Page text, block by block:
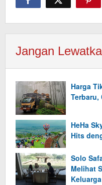
Jangan
Harga
Terbaru,
HeHa
Hits
Solo
Melihat
Keluarga